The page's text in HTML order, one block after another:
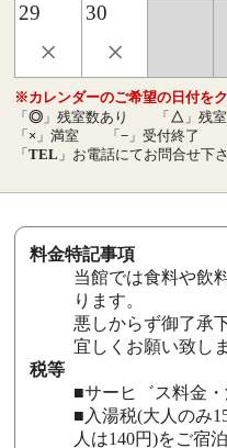
29
×
30
×
※カレンダーのご希望の日付を
「◎ 」残室数あり 「 △ 」残
「 × 」満室 「− 」受付終了
「TEL 」お電話にてお問合せ下
料金特記事項
当館では食料や飲
ります。
悪しからず御了承
宜しくお願い致し
税等
■サーヒ゛ス料金・
■入湯税(大人のみ
人は140円)をご宿